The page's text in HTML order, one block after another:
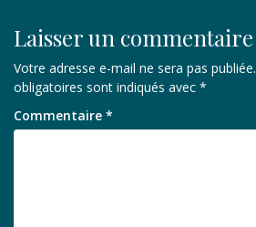
Laisser un commentaire
Votre adresse e-mail ne sera pas publiée.
obligatoires sont indiqués avec *
Commentaire *